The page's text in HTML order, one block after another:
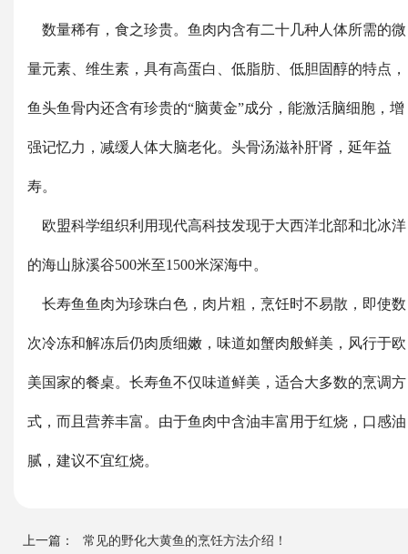
数量稀有，食之珍贵。鱼肉内含有二十几种人体所需的微
量元素、维生素，具有高蛋白、低脂肪、低胆固醇的特点，
鱼头鱼骨内还含有珍贵的“脑黄金”成分，能激活脑细胞，增
强记忆力，减缓人体大脑老化。头骨汤滋补肝肾，延年益
寿。
欧盟科学组织利用现代高科技发现于大西洋北部和北冰洋
的海山脉溪谷500米至1500米深海中。
长寿鱼鱼肉为珍珠白色，肉片粗，烹饪时不易散，即使数
次冷冻和解冻后仍肉质细嫩，味道如蟹肉般鲜美，风行于欧
美国家的餐桌。长寿鱼不仅味道鲜美，适合大多数的烹调方
式，而且营养丰富。由于鱼肉中含油丰富用于红烧，口感油
腻，建议不宜红烧。
上一篇： 常见的野化大黄鱼的烹饪方法介绍！